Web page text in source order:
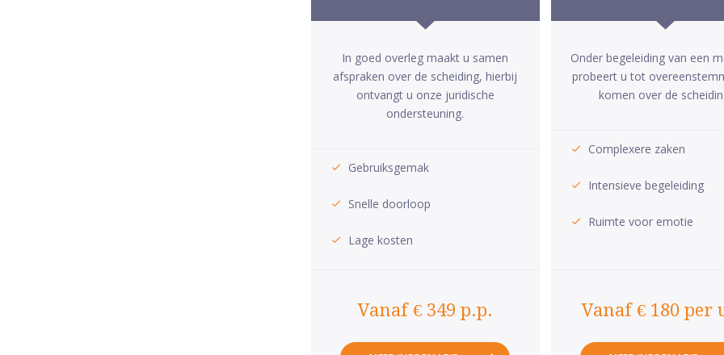
In goed overleg maakt u samen
afspraken over de scheiding, hierbij
ontvangt u onze juridische
ondersteuning.
Gebruiksgemak
Snelle doorloop
Lage kosten
Vanaf € 349 p.p.
Onder begeleiding van een
probeert u tot
komen over de
Complexere zaken
Intensieve begeleiding
Ruimte voor emotie
Vanaf € 180 per